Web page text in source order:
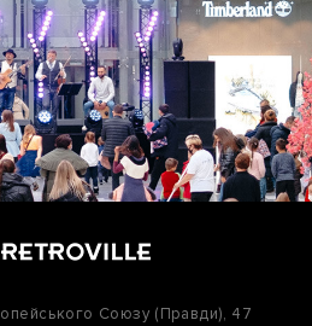
Союзу (Правди), 47